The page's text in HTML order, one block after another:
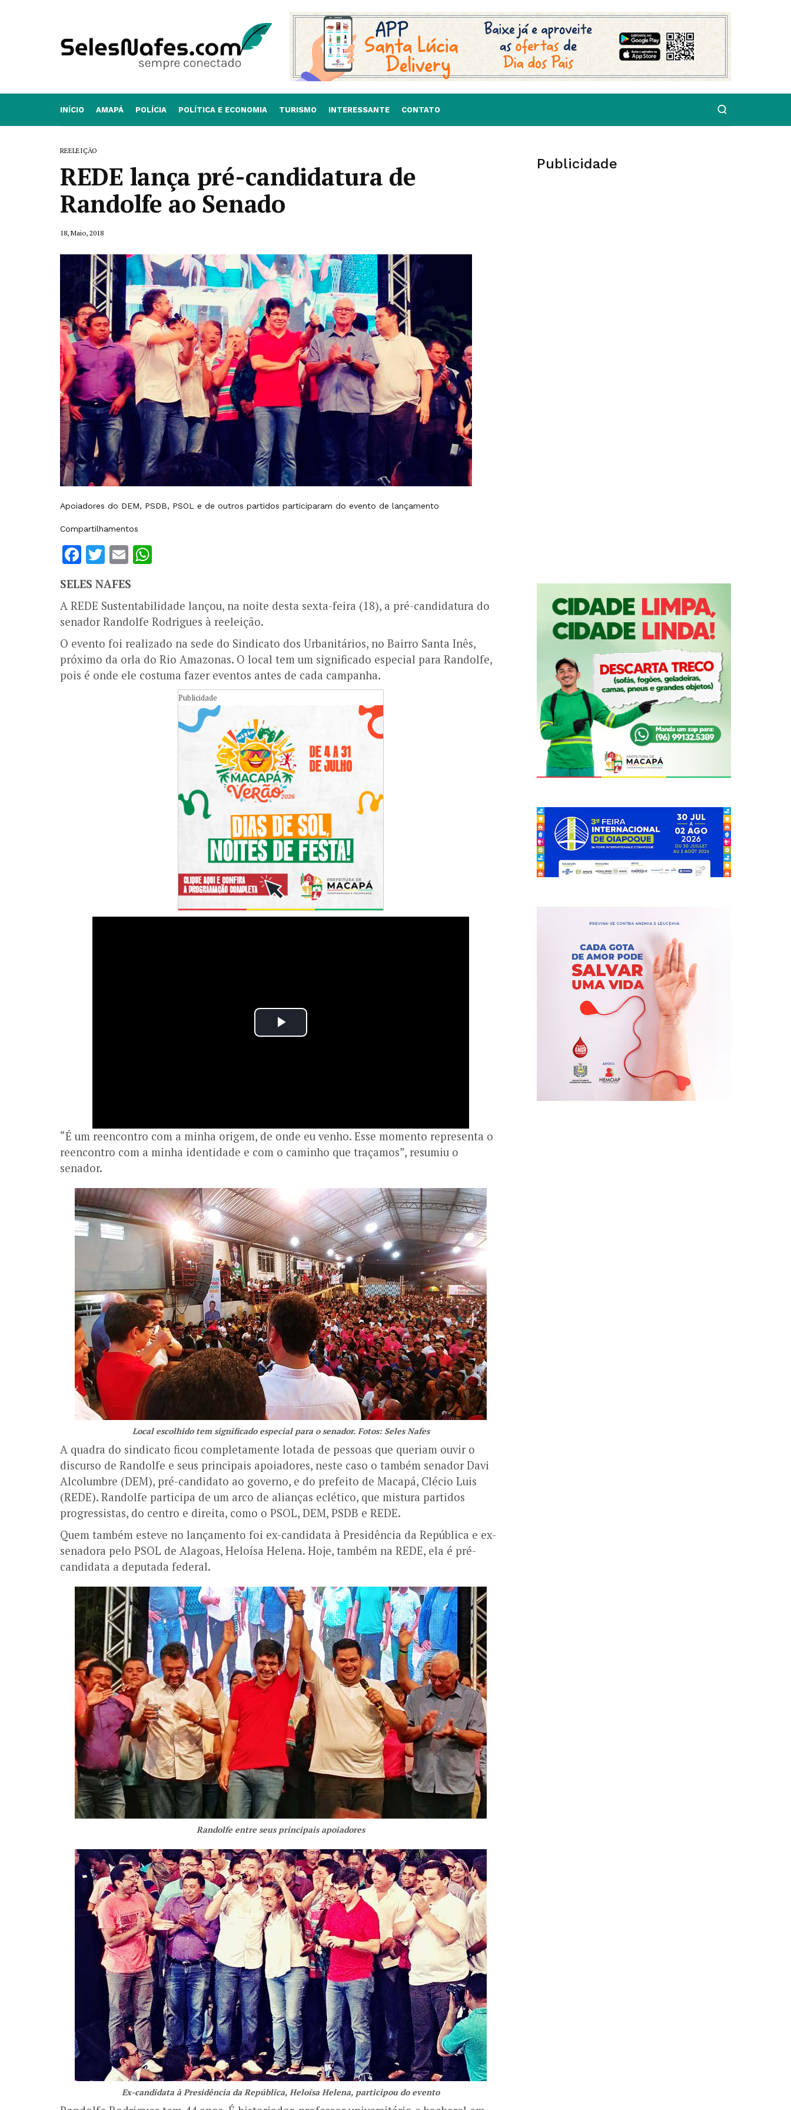
INÍCIO AMAPÁ POLÍCIA POLÍTICA E ECONOMIA TURISMO INTERESSANTE CONTATO
REELEIÇÃO
REDE lança pré-candidatura de
Randolfe ao Senado
18, Maio, 2018
Apoiadores do DEM, PSDB, PSOL e de outros partidos participaram do evento de lançamento
Compartilhamentos
Facebook
Twitter
Email
SELES NAFES
A REDE Sustentabilidade lançou, na noite desta sexta-feira (18), a pré-candidatura do
senador Randolfe Rodrigues à reeleição.
O evento foi realizado na sede do Sindicato dos Urbanitários, no Bairro Santa Inês,
próximo da orla do Rio Amazonas. O local tem um significado especial para Randolfe,
pois é onde ele costuma fazer eventos antes de cada campanha.
Publicidade
“É um reencontro com a minha origem, de onde eu venho. Esse momento representa o
reencontro com a minha identidade e com o caminho que traçamos”, resumiu o
senador.
Local escolhido tem significado especial para o senador. Fotos: Seles Nafes
A quadra do sindicato ficou completamente lotada de pessoas que queriam ouvir o
discurso de Randolfe e seus principais apoiadores, neste caso o também senador Davi
Alcolumbre (DEM), pré-candidato ao governo, e do prefeito de Macapá, Clécio Luis
(REDE). Randolfe participa de um arco de alianças eclético, que mistura partidos
progressistas, do centro e direita, como o PSOL, DEM, PSDB e REDE.
Quem também esteve no lançamento foi ex-candidata à Presidência da República e ex-
senadora pelo PSOL de Alagoas, Heloísa Helena. Hoje, também na REDE, ela é pré-
candidata a deputada federal.
Randolfe entre seus principais apoiadores
Ex-candidata à Presidência da República, Heloísa Helena, participou do evento
Publicidade